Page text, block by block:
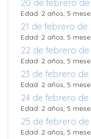
20 de febrero de
Edad: 2 años, 5
21 de febrero de
Edad: 2 años, 5
22 de febrero de
Edad: 2 años, 5
23 de febrero de
Edad: 2 años, 5
24 de febrero de
Edad: 2 años, 5
25 de febrero de
Edad: 2 años, 5